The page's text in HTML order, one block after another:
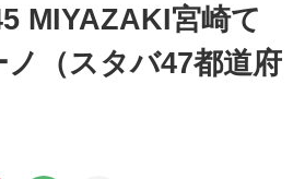
MIYAZAKI宮崎て
（スタバ47都道府